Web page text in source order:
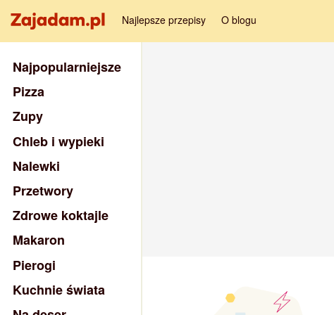
Najlepsze przepisy O blogu
Najpopularniejsze
Pizza
Zupy
Chleb i wypieki
Nalewki
Przetwory
Zdrowe koktajle
Makaron
Pierogi
Kuchnie świata